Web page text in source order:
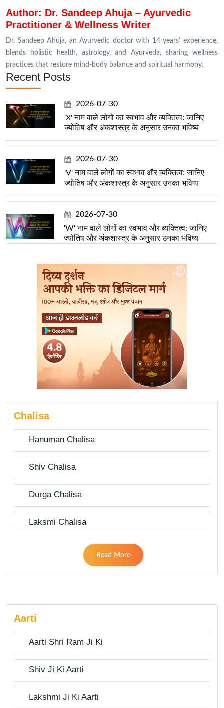
Author: Dr. Sandeep Ahuja – Ayurvedic
Practitioner & Wellness Writer
Dr. Sandeep Ahuja, an Ayurvedic doctor with 14 years’ experience,
blends holistic health, astrology, and Ayurveda, sharing wellness
practices that restore mind-body balance and spiritual harmony.
Recent Posts
2026-07-30
'X' नाम वाले लोगों का स्वभाव और व्यक्तित्व: जानिए
ज्योतिष और अंकशास्त्र के अनुसार उनका भविष्य
2026-07-30
'V' नाम वाले लोगों का स्वभाव और व्यक्तित्व: जानिए
ज्योतिष और अंकशास्त्र के अनुसार उनका भविष्य
2026-07-30
'W' नाम वाले लोगों का स्वभाव और व्यक्तित्व: जानिए
ज्योतिष और अंकशास्त्र के अनुसार उनका भविष्य
Chalisa
Hanuman Chalisa
Shiv Chalisa
Durga Chalisa
Laksmi Chalisa
Read More
Aarti
Aarti Shri Ram Ji Ki
Shiv Ji Ki Aarti
Lakshmi Ji Ki Aarti